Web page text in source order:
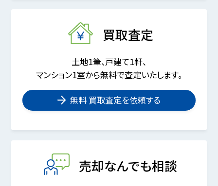
買取査定
土地1筆、戸建て1軒、
マンション1室から無料で査定いたします。
無料 買取査定を依頼する
売却なんでも相談